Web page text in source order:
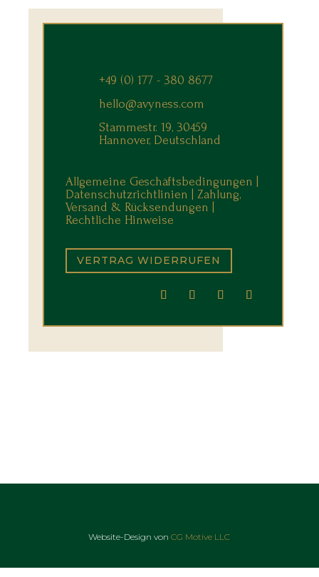
+49 (0) 177 - 380 8677
hello@avyness.com
Stammestr. 19, 30459
Hannover, Deutschland
Allgemeine Geschäftsbedingungen |
Datenschutzrichtlinien | Zahlung,
Versand & Rücksendungen
Rechtliche Hinweise
VERTRAG WIDERRUFEN
Website-Design vonCG Motive LLC